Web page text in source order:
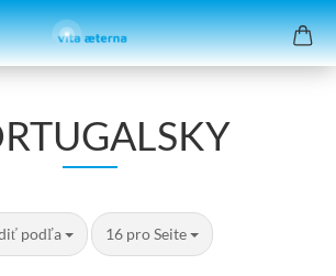
podľa
podľa 16 pro Seite
pro Seite